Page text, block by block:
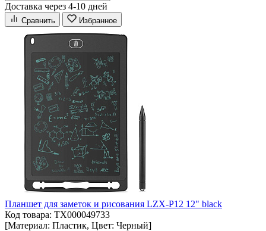
Доставка через 4-10 дней
Сравнить Избранное
Планшет для заметок и рисования LZX-P12 12" black
Код товара: ТХ000049733
[Материал: Пластик, Цвет: Черный]